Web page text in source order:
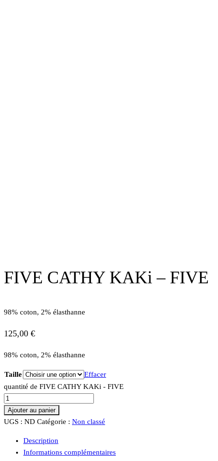
FIVE CATHY KAKi – FIVE
98% coton, 2% élasthanne
125,00 €
98% coton, 2% élasthanne
Taille
Effacer
quantité de FIVE CATHY KAKi - FIVE
Ajouter au panier
UGS : ND Catégorie : Non classé
Description
Informations complémentaires